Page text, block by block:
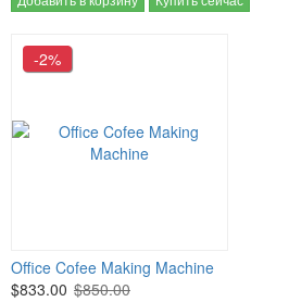
-2%
Office Cofee Making Machine
$833.00 $850.00